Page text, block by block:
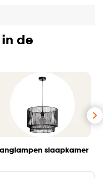
de
slaapkamer